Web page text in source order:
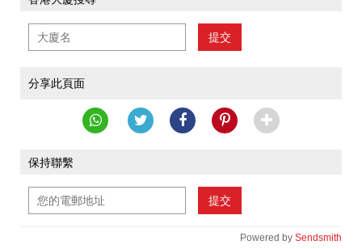
提交
分享此頁面
保持聯繫
提交
Powered by Sendsmith